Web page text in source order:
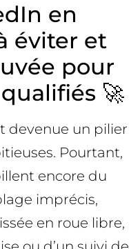
en
éviter et
pour
🚀
devenue un pilier
Pourtant,
encore du
imprécis,
en roue libre,